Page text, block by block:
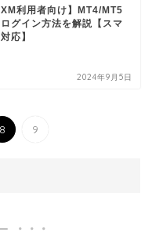
XM利用者向け】MT4/MT5
グイン方法を解説【スマ
応】
2024年9月5日
8 9